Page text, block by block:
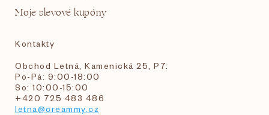
Moje slevové kupóny
Kontakty
Obchod Letná, Kamenická 25, P7:
Po-Pá: 9:00-18:00
So: 10:00-15:00
+420 725 483 486
letna@creammy.cz